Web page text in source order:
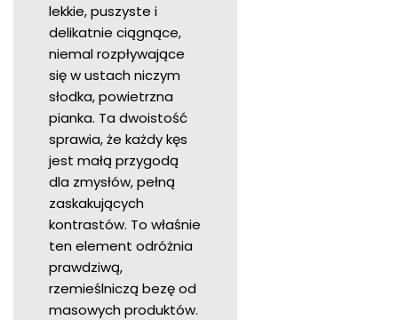
lekkie, puszyste i
delikatnie ciągnące,
niemal rozpływające
się w ustach niczym
słodka, powietrzna
pianka. Ta dwoistość
sprawia, że każdy kęs
jest małą przygodą
dla zmysłów, pełną
zaskakujących
kontrastów. To właśnie
ten element odróżnia
prawdziwą,
rzemieślniczą bezę od
masowych produktów.